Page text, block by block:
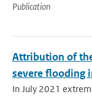
Publication
Attribution of
severe flooding
In July 2021